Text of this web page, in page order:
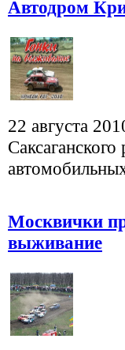
Автодром
22 августа
Москвички
выживание